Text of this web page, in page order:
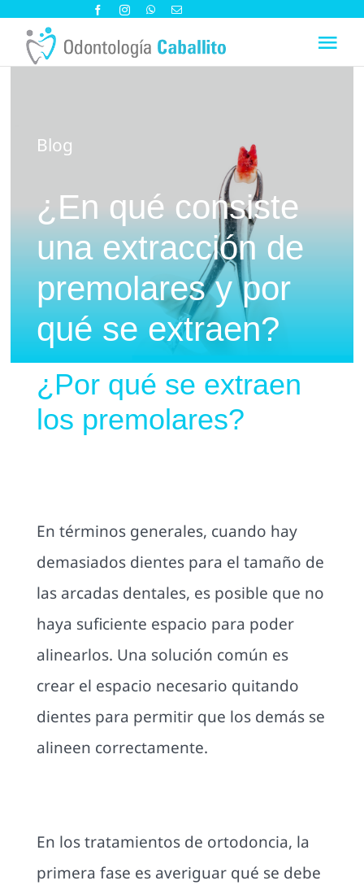
Saltar
Especialidades
Contacto y Cómo llegar
Blog
¿En qué consiste
una extracción de
premolares y por
qué se extraen?
¿Por qué se extraen
los premolares?
En términos generales, cuando hay
demasiados dientes para el tamaño de
las arcadas dentales, es posible que no
haya suficiente espacio para poder
alinearlos. Una solución común es
crear el espacio necesario quitando
dientes para permitir que los demás se
alineen correctamente.
En los tratamientos de ortodoncia, la
primera fase es averiguar qué se debe